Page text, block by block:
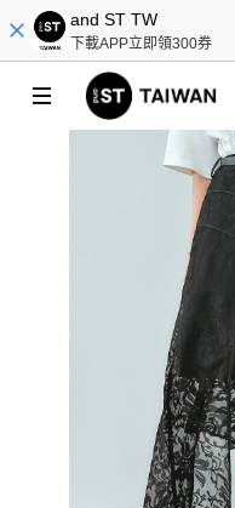
and ST TW
下載APP立即領300券